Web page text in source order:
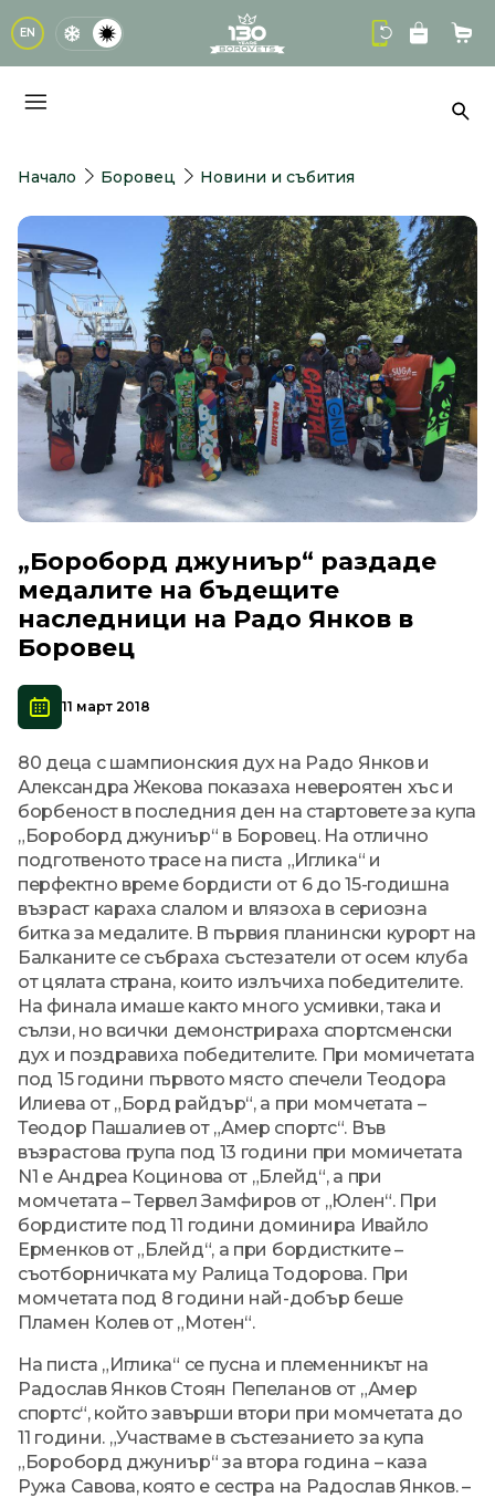
EN logo
Начало Боровец Новини и събития
„Бороборд джуниър“ раздаде
медалите на бъдещите
наследници на Радо Янков в
Боровец
11 март 2018
80 деца с шампионския дух на Радо Янков и
Александра Жекова показаха невероятен хъс и
борбеност в последния ден на стартовете за купа
„Бороборд джуниър“ в Боровец. На отлично
подготвеното трасе на писта „Иглика“ и
перфектно време бордисти от 6 до 15-годишна
възраст караха слалом и влязоха в сериозна
битка за медалите. В първия планински курорт на
Балканите се събраха състезатели от осем клуба
от цялата страна, които излъчиха победителите.
На финала имаше както много усмивки, така и
сълзи, но всички демонстрираха спортсменски
дух и поздравиха победителите. При момичетата
под 15 години първото място спечели Теодора
Илиева от „Борд райдър“, а при момчетата –
Теодор Пашалиев от „Амер спортс“. Във
възрастова група под 13 години при момичетата
N1 е Андреа Коцинова от „Блейд“, а при
момчетата – Тервел Замфиров от „Юлен“. При
бордистите под 11 години доминира Ивайло
Ерменков от „Блейд“, а при бордистките –
съотборничката му Ралица Тодорова. При
момчетата под 8 години най-добър беше
Пламен Колев от „Мотен“.
На писта „Иглика“ се пусна и племенникът на
Радослав Янков Стоян Пепеланов от „Амер
спортс“, който завърши втори при момчетата до
11 години. „Участваме в състезанието за купа
„Бороборд джуниър“ за втора година – каза
Ружа Савова, която е сестра на Радослав Янков. –